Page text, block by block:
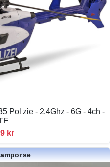
Polizie - 2,4Ghz - 6G - 4ch -
kr